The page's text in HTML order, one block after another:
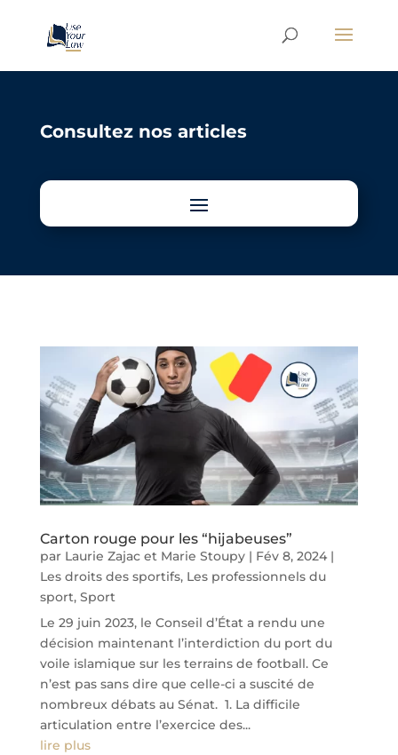
Consultez nos articles
Carton rouge pour les “hijabeuses”
par Laurie Zajacet Marie Stoupy| Fév 8, 2024|
Les droits des sportifs, Les professionnels du
sport, Sport
Le 29 juin 2023, le Conseil d’État a rendu une
décision maintenant l’interdiction du port du
voile islamique sur les terrains de football. Ce
n’est pas sans dire que celle-ci a suscité de
nombreux débats au Sénat. 1. La difficile
articulation entre l’exercice des...
lire plus